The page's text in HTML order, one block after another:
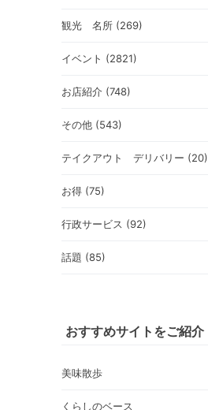
観光 名所 (269)
イベント (2821)
お店紹介 (748)
その他 (543)
テイクアウト デリバリー (20)
お得 (75)
行政サービス (92)
話題 (85)
おすすめサイトをご紹介
美味散歩
くらしのベース